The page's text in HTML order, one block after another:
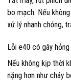
bo mạch. Nếu
xử lý nhanh chóng,
Lỗi e40 có gây
Nếu không kịp thời
nặng hơn như cháy